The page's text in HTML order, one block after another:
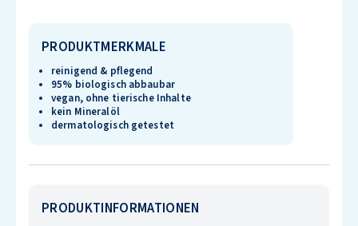
PRODUKTMERKMALE
reinigend & pflegend
95% biologisch abbaubar
vegan, ohne tierische Inhalte
kein Mineralöl
dermatologisch getestet
PRODUKTINFORMATIONEN